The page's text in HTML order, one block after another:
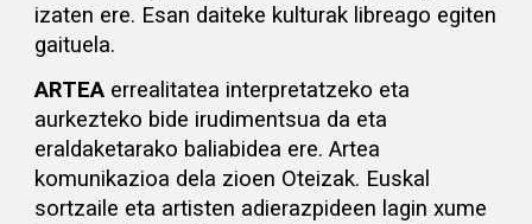
izaten ere. Esan daiteke kulturak libreago egiten
gaituela.
ARTEA errealitatea interpretatzeko eta
aurkezteko bide irudimentsua da eta
eraldaketarako baliabidea ere. Artea
komunikazioa dela zioen Oteizak. Euskal
sortzaile eta artisten adierazpideen lagin xume